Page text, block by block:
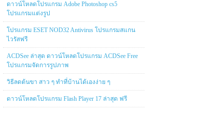
ดาวน์โหลดโปรแกรม Adobe Photoshop cs5
โปรแกรมแต่งรูป
โปรแกรม ESET NOD32 Antivirus โปรแกรมสแกน
ไวรัสฟรี
ACDSee ล่าสุด ดาวน์โหลดโปรแกรม ACDSee Free
โปรแกรมจัดการรูปภาพ
วิธีลดต้นขา สาว ๆ ทำที่บ้านได้เองง่าย ๆ
ดาวน์โหลดโปรแกรม Flash Player 17 ล่าสุด ฟรี